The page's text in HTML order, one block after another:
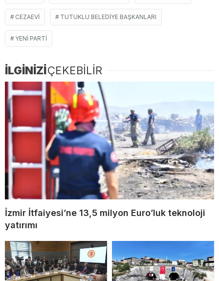
CEZAEVI TUTUKLU BELEDIYE BAŞKANLARI
YENI PARTI
İLGİNİZİÇEKEBİLİR
İzmir İtfaiyesi’ne 13,5 milyon Euro’luk teknoloji
yatırımı